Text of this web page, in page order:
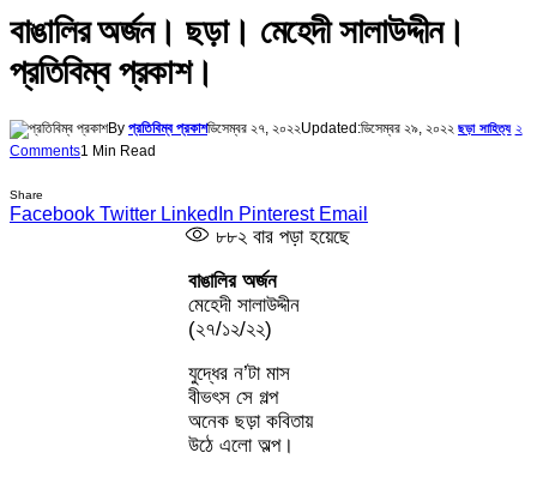
বাঙালির অর্জন। ছড়া। মেহেদী সালাউদ্দীন।
প্রতিবিম্ব প্রকাশ।
By প্রতিবিম্ব প্রকাশডিসেম্বর ২৭, ২০২২Updated:ডিসেম্বর ২৯, ২০২২ ছড়া সাহিত্য ২
Comments1 Min Read
Share
Facebook Twitter LinkedIn Pinterest Email
৮৮২বার পড়া হয়েছে
বাঙালির অর্জন
মেহেদী সালাউদ্দীন
(২৭/১২/২২)
যুদ্ধের ন’টা মাস
বীভৎস সে গল্প
অনেক ছড়া কবিতায়
উঠে এলো অল্প।